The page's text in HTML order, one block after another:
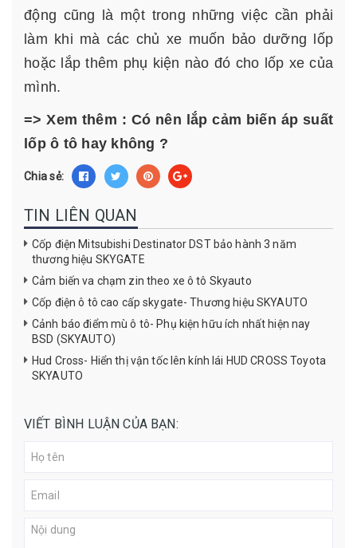
động cũng là một trong những việc cần phải
làm khi mà các chủ xe muốn bảo dưỡng lốp
hoặc lắp thêm phụ kiện nào đó cho lốp xe của
mình.
=> Xem thêm : Có nên lắp cảm biến áp suất
lốp ô tô hay không ?
Chia sẻ:
TIN LIÊN QUAN
Cốp điện Mitsubishi Destinator DST bảo hành 3 năm
thương hiệu SKYGATE
Cảm biến va chạm zin theo xe ô tô Skyauto
Cốp điện ô tô cao cấp skygate- Thương hiệu SKYAUTO
Cảnh báo điểm mù ô tô- Phụ kiện hữu ích nhất hiện nay
BSD (SKYAUTO)
Hud Cross- Hiển thị vận tốc lên kính lái HUD CROSS Toyota
SKYAUTO
VIẾT BÌNH LUẬN CỦA BẠN: